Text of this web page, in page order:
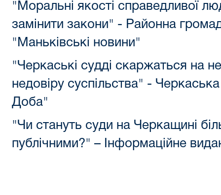
"Моральні якості справедливої
замінити закони" - Районна
"Маньківські новини"
"Ч еркаські судді скаржаться на
недовіру суспільства" -
Доба"
"Чи стануть суди на Черкащині
публічними?" – Інформаційне